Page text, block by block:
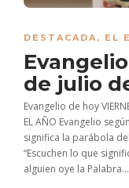
DESTACADA , EL
de julio
Evangelio de hoy
EL AÑO Evangelio
significa la parábola
“Escuchen lo que
alguien oye la Palabra...